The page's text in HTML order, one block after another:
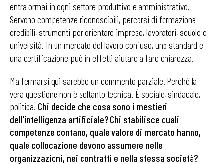
entra ormai in ogni settore produttivo e amministrativo.
Servono competenze riconoscibili, percorsi di formazione
credibili, strumenti per orientare imprese, lavoratori, scuole e
università. In un mercato del lavoro confuso, uno standard e
una certificazione può in effetti aiutare a fare chiarezza.
Ma fermarsi qui sarebbe un commento parziale. Perché la
vera questione non è soltanto tecnica. È sociale, sindacale,
politica. Chi decide che cosa sono i mestieri
dell’intelligenza artificiale? Chi stabilisce quali
competenze contano, quale valore di mercato hanno,
quale collocazione devono assumere nelle
organizzazioni, nei contratti e nella stessa società?